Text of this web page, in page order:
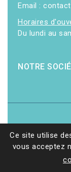
Email :
Horaires
Du lundi au
NOTRE
Ce site utilise
vous acceptez
© 2026 -